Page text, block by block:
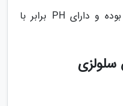
این پوشش فاقد مواد فرار بوده و دارای PH برابر با
سلولزی